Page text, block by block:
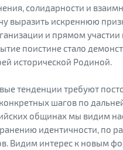
солидарности и
выразить искреннюю
и прямом
поистине стало
исторической Родиной.
тенденции требуют
шагов по
общинах мы видим
идентичности, по
Видим интерес к новым